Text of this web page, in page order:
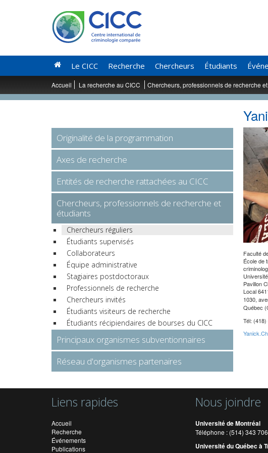
Le CICC Recherche Chercheurs Étudiants
Accueil La recherche au CICC Chercheurs, professionnels de recherche
Faculté
École de
Pavillon
Local
1030,
Québec
Tél: (418)
Originalité de la programmation
Axes de recherche
Entités de recherche rattachées au CICC
Chercheurs, professionnels de recherche et
étudiants
Chercheurs réguliers
Étudiants supervisés
Collaborateurs
Équipe administrative
Stagiaires postdoctoraux
Professionnels de recherche
Chercheurs invités
Étudiants visiteurs de recherche
Étudiants récipiendaires de bourses du CICC
Principaux organismes subventionnaires
Réseau d'organismes partenaires
Liens rapides
Accueil
Recherche
Événements
Publications
Nous joindre
Université de Montréal
Téléphone : (514) 343
Université du Québec à